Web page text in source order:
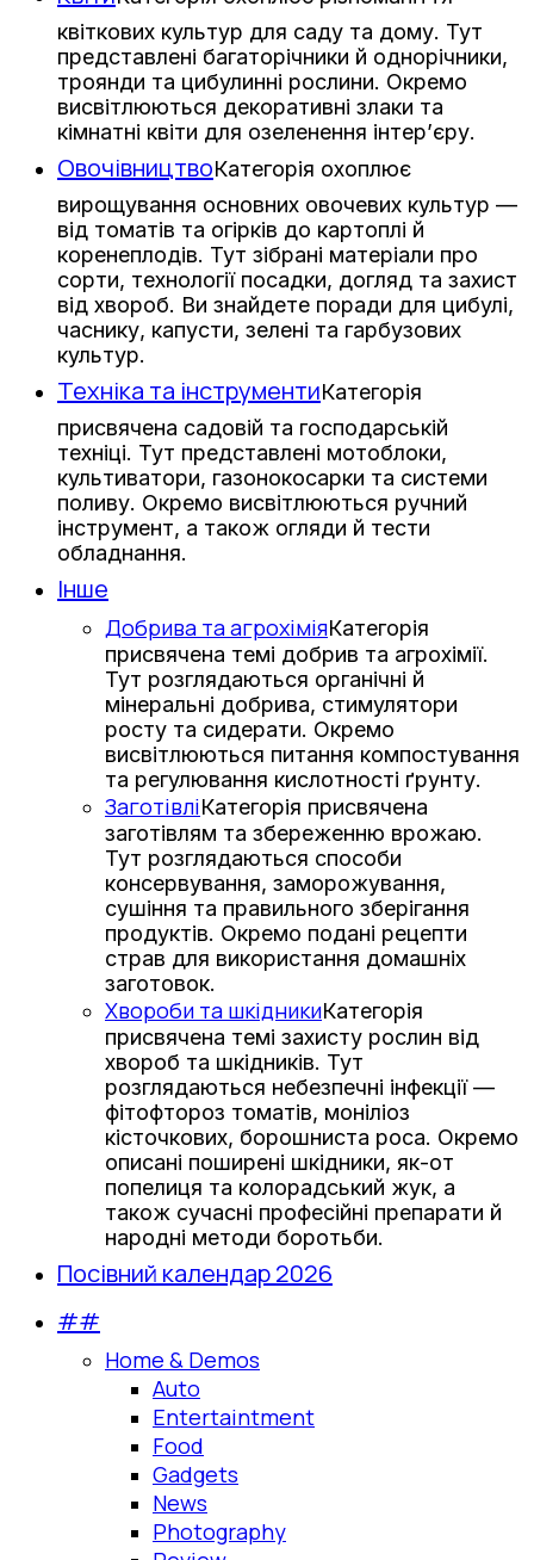
квіткових культур для саду та дому. Тут
представлені багаторічники й однорічники,
троянди та цибулинні рослини. Окремо
висвітлюються декоративні злаки та
кімнатні квіти для озеленення інтер’єру.
ОвочівництвоКатегорія охоплює
вирощування основних овочевих культур —
від томатів та огірків до картоплі й
коренеплодів. Тут зібрані матеріали про
сорти, технології посадки, догляд та захист
від хвороб. Ви знайдете поради для цибулі,
часнику, капусти, зелені та гарбузових
культур.
Техніка та інструментиКатегорія
присвячена садовій та господарській
техніці. Тут представлені мотоблоки,
культиватори, газонокосарки та системи
поливу. Окремо висвітлюються ручний
інструмент, а також огляди й тести
обладнання.
Інше
Добрива та агрохіміяКатегорія
присвячена темі добрив та агрохімії.
Тут розглядаються органічні й
мінеральні добрива, стимулятори
росту та сидерати. Окремо
висвітлюються питання компостування
та регулювання кислотності ґрунту.
ЗаготівліКатегорія присвячена
заготівлям та збереженню врожаю.
Тут розглядаються способи
консервування, заморожування,
сушіння та правильного зберігання
продуктів. Окремо подані рецепти
страв для використання домашніх
заготовок.
Хвороби та шкідникиКатегорія
присвячена темі захисту рослин від
хвороб та шкідників. Тут
розглядаються небезпечні інфекції —
фітофтороз томатів, моніліоз
кісточкових, борошниста роса. Окремо
описані поширені шкідники, як-от
попелиця та колорадський жук, а
також сучасні професійні препарати й
народні методи боротьби.
Посівний календар 2026
##
Home & Demos
Auto
Entertaintment
Food
Gadgets
News
Photography